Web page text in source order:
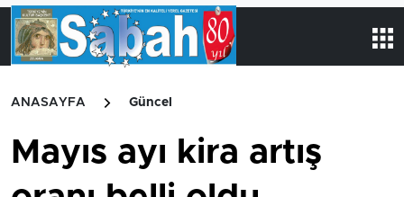
ANASAYFA Güncel
Mayıs ayı kira artış